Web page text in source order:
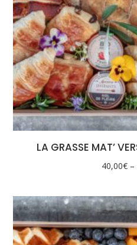
LA GRASSE MAT’
40,00€–